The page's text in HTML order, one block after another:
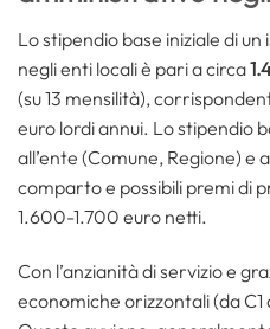
Lo stipendio base iniziale di
negli enti locali è pari a circa
(su 13 mensilità),
euro lordi annui. Lo stipendio
all’ente (Comune, Regione) e
comparto e possibili premi di
1.600-1.700 euro netti.
Con l’anzianità di servizio e
economiche orizzontali (da